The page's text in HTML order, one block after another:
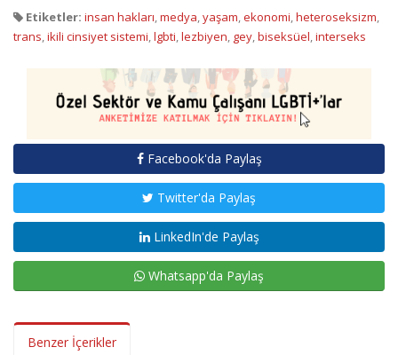
Etiketler: insan hakları,medya,yaşam,ekonomi,heteroseksizm,
trans,ikili cinsiyet sistemi,lgbti,lezbiyen, gey,biseksüel,interseks
Facebook'da Paylaş
Twitter'da Paylaş
LinkedIn'de Paylaş
Whatsapp'da Paylaş
Benzer İçerikler